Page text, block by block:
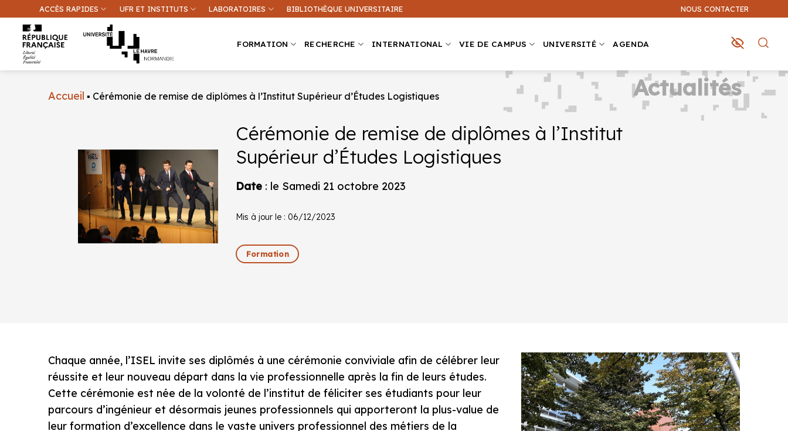
contenu
ACCÈS RAPIDES UFR ET INSTITUTS LABORATOIRES BIBLIOTHÈQUE UNIVERSITAIRE NOUS CONTACTER
FORMATION RECHERCHE INTERNATIONAL VIE DE CAMPUS UNIVERSITÉ AGENDA
Que recherchez-vous ?
Une information sur ce site Une formation
Accueil ▪ Cérémonie de remise de diplômes à l’Institut Supérieur d’Études Logistiques
Cérémonie de remise de diplômes à l’Institut
Supérieur d’Études Logistiques
Date : le Samedi 21 octobre 2023
Mis à jour le : 06/12/2023
Formation
Actualités
Chaque année, l’ISEL invite ses diplômés à une cérémonie conviviale afin de célébrer leur
réussite et leur nouveau départ dans la vie professionnelle après la fin de leurs études.
Cette cérémonie est née de la volonté de l’institut de féliciter ses étudiants pour leur
parcours d’ingénieur et désormais jeunes professionnels qui apporteront la plus-value de
leur formation d’excellence dans le vaste univers professionnel des métiers de la